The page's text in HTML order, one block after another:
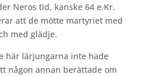
Neros tid, kanske 64 e.Kr.
att de mötte martyriet med
med glädje.
här lärjungarna inte hade
någon annan berättade om